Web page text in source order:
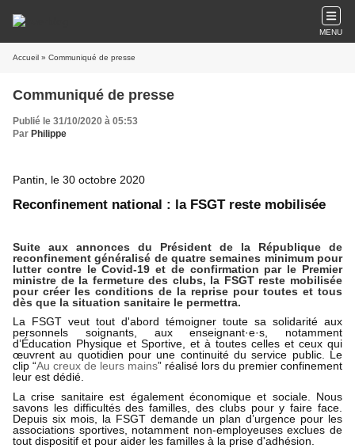
MENU
Accueil » Communiqué de presse
Communiqué de presse
Publié le 31/10/2020 à 05:53
Par Philippe
Pantin, le 30 octobre 2020
Reconfinement national : la FSGT reste mobilisée
Suite aux annonces du Président de la République de
reconfinement généralisé de quatre semaines minimum pour
lutter contre le Covid-19 et de confirmation par le Premier
ministre de la fermeture des clubs, la FSGT reste mobilisée
pour créer les conditions de la reprise pour toutes et tous
dès que la situation sanitaire le permettra.
La FSGT veut tout d'abord témoigner toute sa solidarité aux
personnels soignants, aux enseignant·e·s, notamment
d’Éducation Physique et Sportive, et à toutes celles et ceux qui
œuvrent au quotidien pour une continuité du service public. Le
clip “Au creux de leurs mains” réalisé lors du premier confinement
leur est dédié.
La crise sanitaire est également économique et sociale. Nous
savons les difficultés des familles, des clubs pour y faire face.
Depuis six mois, la FSGT demande un plan d’urgence pour les
associations sportives, notamment non-employeuses exclues de
tout dispositif et pour aider les familles à la prise d'adhésion.